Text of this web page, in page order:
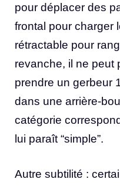
pour déplacer des
frontal pour charger
rétractable pour
revanche, il ne peut
prendre un gerbeur
dans une arrière-
catégorie
lui paraît “simple”.
Autre subtilité :